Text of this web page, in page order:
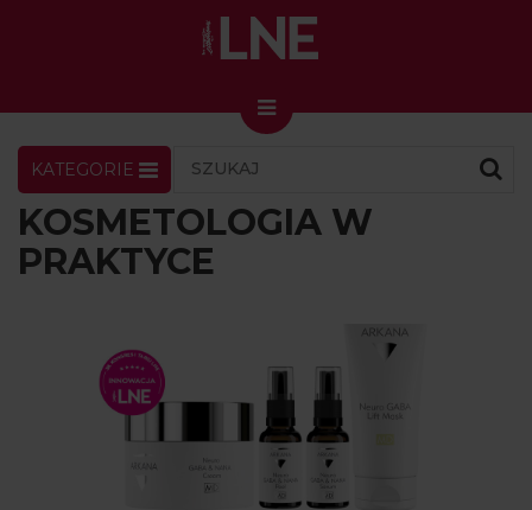
LNENEWS
KONGRES I TARGI
VIDEO
PODCAST
MAGAZYN
O NAS
KATEGORIE
KOSMETOLOGIA W
PRAKTYCE